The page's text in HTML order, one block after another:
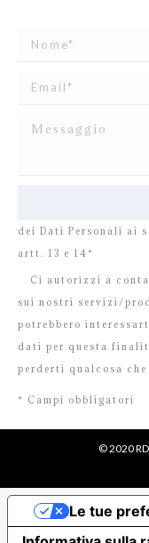
dei Dati Personali ai
artt. 13 e 14*
Ci autorizzi a
sui nostri servizi/
potrebbero
dati per questa
perderti qualcosa
* Campi obbligatori
© 2020
Le tue